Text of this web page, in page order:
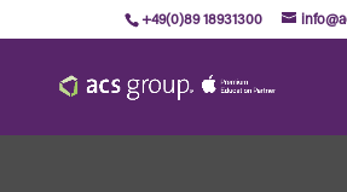
+49(0)89 18931300